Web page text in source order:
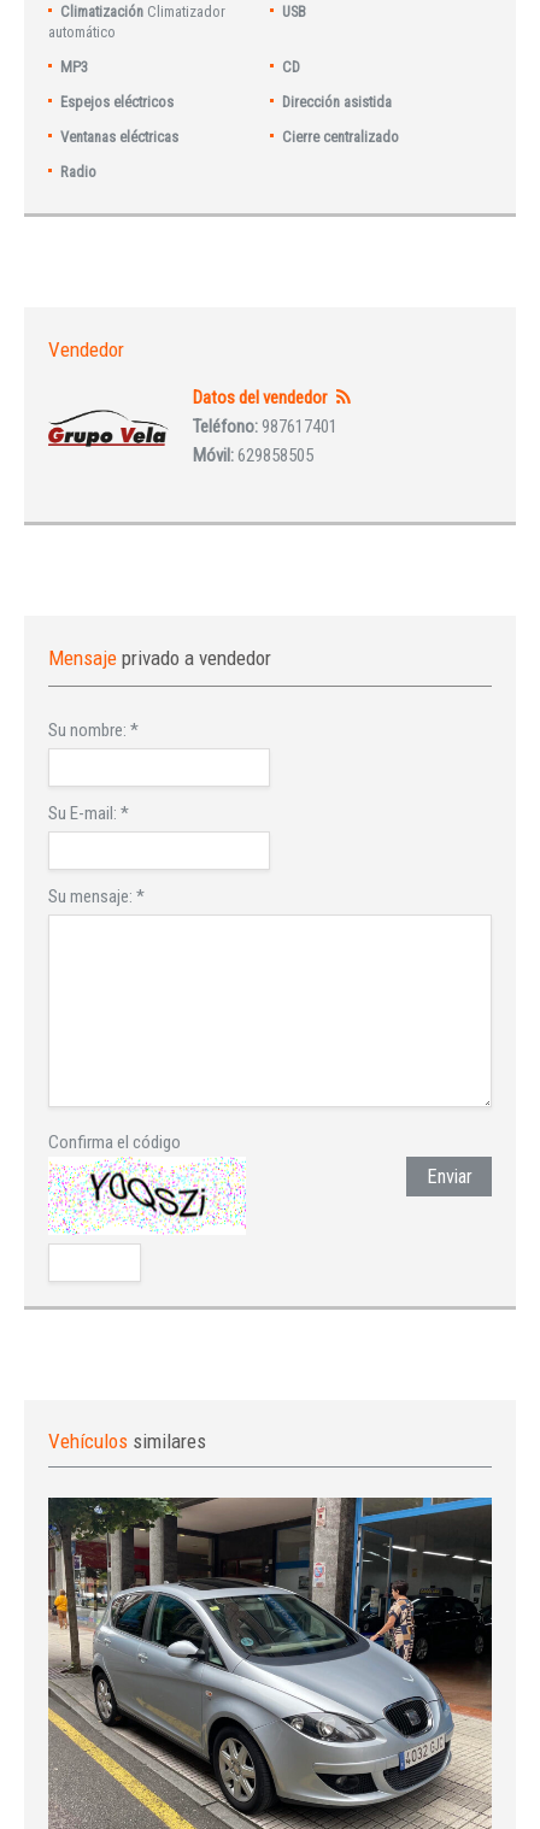
Climatización Climatizador
automático
USB
MP3
CD
Espejos eléctricos
Dirección asistida
Ventanas eléctricas
Cierre centralizado
Radio
Vendedor
Datos del vendedor
Teléfono:987617401
Móvil:629858505
Mensaje privado a vendedor
Su nombre: *
Su E-mail: *
Su mensaje: *
Confirma el código
Enviar
Vehículos similares